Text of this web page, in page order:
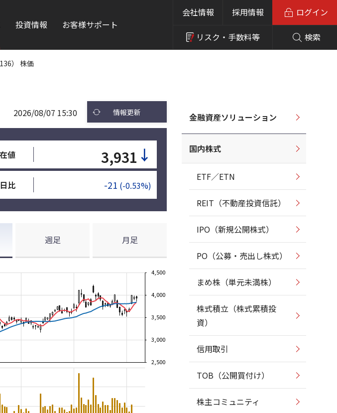
投資情報 お客様サポート
会社情報 採用情報
リスク・ 手数料等 検索
ログイン
） 株価
2026/08/07 15:30 情報更新
値 3,931 ↓
比 -21 (-0.53%)
週足 月足
2,500
3,000
3,500
4,000
4,500
金融資産ソリューション
国内株式
ETF／ETN
REIT（不動産投資信託）
IPO（新規公開株式）
PO（公募・売出し株式）
まめ株（単元未満株）
株式積立（株式累積投
資）
信用取引
TOB（公開買付け）
株主コミュニティ